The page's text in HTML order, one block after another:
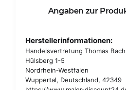
Angaben zur
Herstellerinformationen:
Handelsvertretung Thomas
Hülsberg 1-5
Nordrhein-Westfalen
Wuppertal, Deutschland, 42349